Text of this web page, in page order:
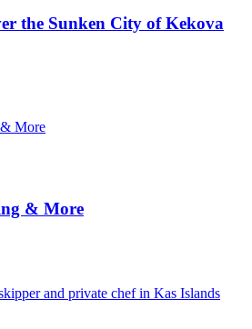
the Sunken City of Kekova
& More